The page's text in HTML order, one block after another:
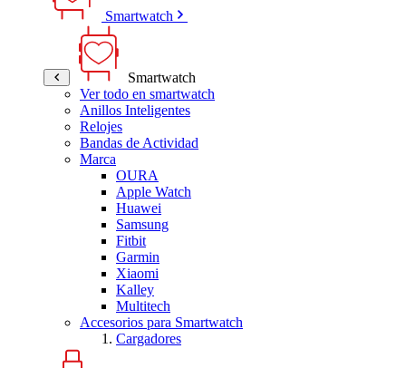
Smartwatch
Smartwatch
Ver todo en smartwatch
Anillos Inteligentes
Relojes
Bandas de Actividad
Marca
OURA
Apple Watch
Huawei
Samsung
Fitbit
Garmin
Xiaomi
Kalley
Multitech
Accesorios para Smartwatch
Cargadores